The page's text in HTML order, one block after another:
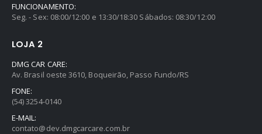
FUNCIONAMENTO:
Seg. - Sex: 08:00/12:00 e 13:30/18:30 Sábados: 08:30/12:00
LOJA 2
DMG CAR CARE:
Av. Brasil oeste 3610, Boqueirão, Passo Fundo/RS
FONE:
(54) 3254-0140
E-MAIL:
contato@dev.dmgcarcare.com.br